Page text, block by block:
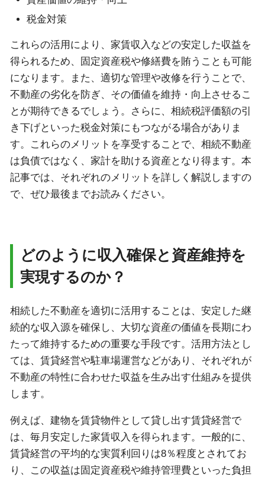
税金対策
これらの活用により、家賃収入などの安定した収益を
得られるため、固定資産税や修繕費を賄うことも可能
になります。また、適切な管理や改修を行うことで、
不動産の劣化を防ぎ、その価値を維持・向上させるこ
とが期待できるでしょう。さらに、相続税評価額の引
き下げといった税金対策にもつながる場合がありま
す。これらのメリットを享受することで、相続不動産
は負債ではなく、家計を助ける資産となり得ます。本
記事では、それぞれのメリットを詳しく解説しますの
で、ぜひ最後までお読みください。
どのように収入確保と資産維持を
実現するのか？
相続した不動産を適切に活用することは、安定した継
続的な収入源を確保し、大切な資産の価値を長期にわ
たって維持するための重要な手段です。活用方法とし
ては、賃貸経営や駐車場運営などがあり、それぞれが
不動産の特性に合わせた収益を生み出す仕組みを提供
します。
例えば、建物を賃貸物件として貸し出す賃貸経営で
は、毎月安定した家賃収入を得られます。一般的に、
賃貸経営の平均的な実質利回りは8％程度とされてお
り、この収益は固定資産税や維持管理費といった負担